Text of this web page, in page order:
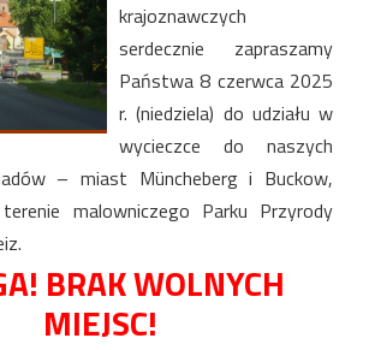
krajoznawczych
serdecznie zapraszamy
Państwa 8 czerwca 2025
r. (niedziela) do udziału w
wycieczce do naszych
– miast Müncheberg i Buckow,
malowniczego Parku Przyrody
BRAK WOLNYCH
MIEJSC!